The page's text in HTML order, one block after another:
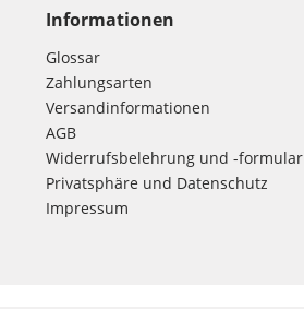
Informationen
Glossar
Zahlungsarten
Versandinformationen
AGB
Widerrufsbelehrung und -formular
Privatsphäre und Datenschutz
Impressum